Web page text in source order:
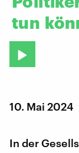
tun
10. Mai 2024
In der